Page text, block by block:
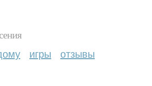
игры отзывы